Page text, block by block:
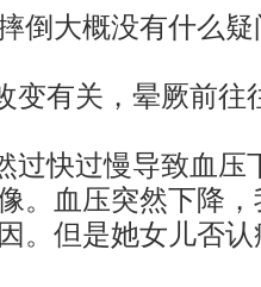
倒大概没有什么
变有关，晕厥前往
过快过慢导致血压
。血压突然下降
。但是她女儿否